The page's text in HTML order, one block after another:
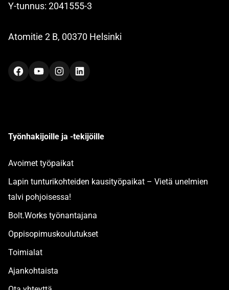
Y-tunnus: 2041555-3
Atomitie 2 B, 00370 Helsinki
FacebookYouTubeInstagramLinkedIn
Työnhakijoille ja -tekijöille
Avoimet työpaikat
Lapin tunturikohteiden kausityöpaikat – Vietä unelmien
talvi pohjoisessa!
Bolt.Works työnantajana
Oppisopimuskoulutukset
Toimialat
Ajankohtaista